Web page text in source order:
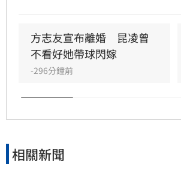
聞引發軒然大波，儘管當時經紀
讓夫妻關係備受考驗。如今兩人
聲明強調雖無法再做情人，但永
將共同肩負育兒責任。雙方對離婚
調，請求外界給予空間，並承諾
前行，珍惜過往十二年的陪伴與
方志友宣布離婚　昆凌曾
不看好她帶球閃嫁
-296分鐘前
相關新聞